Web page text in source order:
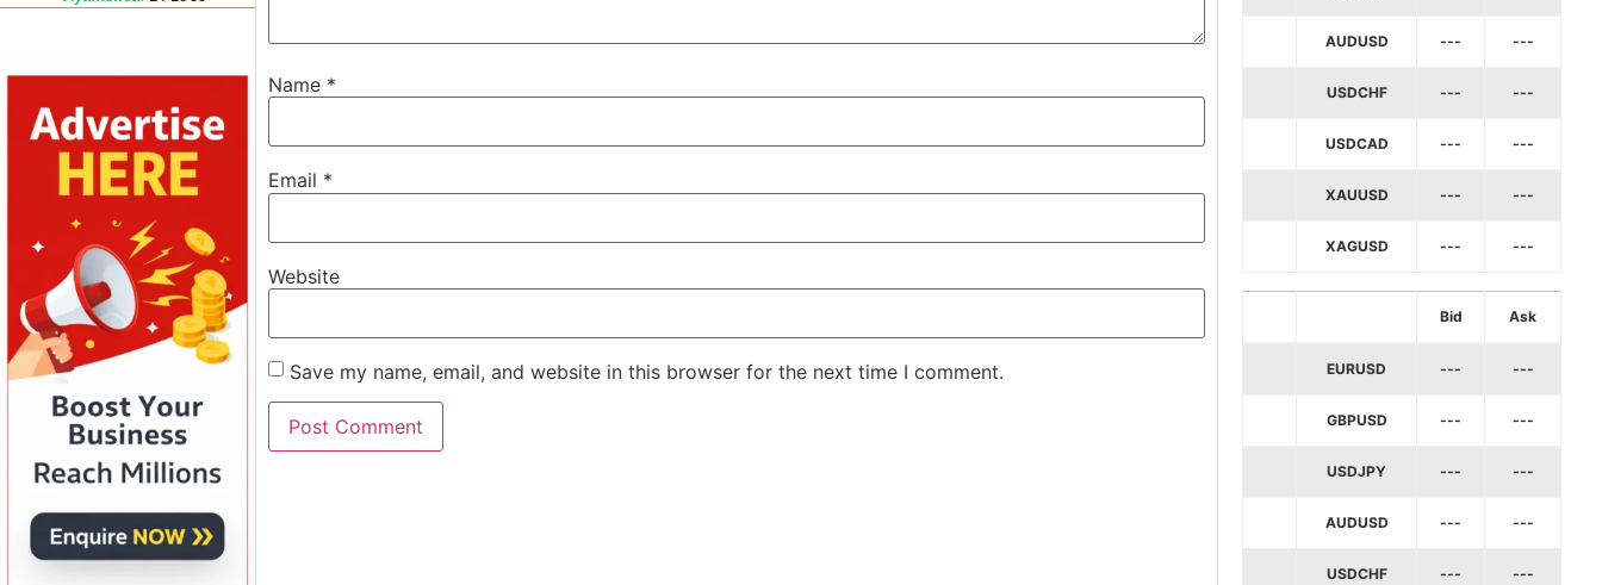
Name *
Email *
Website
Save my name, email, and website in this browser for the next time I comment.
AUDUSD --- ---
USDCHF --- ---
USDCAD --- ---
XAUUSD --- ---
XAGUSD --- ---
Bid Ask
EURUSD --- ---
GBPUSD --- ---
USDJPY --- ---
AUDUSD --- ---
USDCHF --- ---